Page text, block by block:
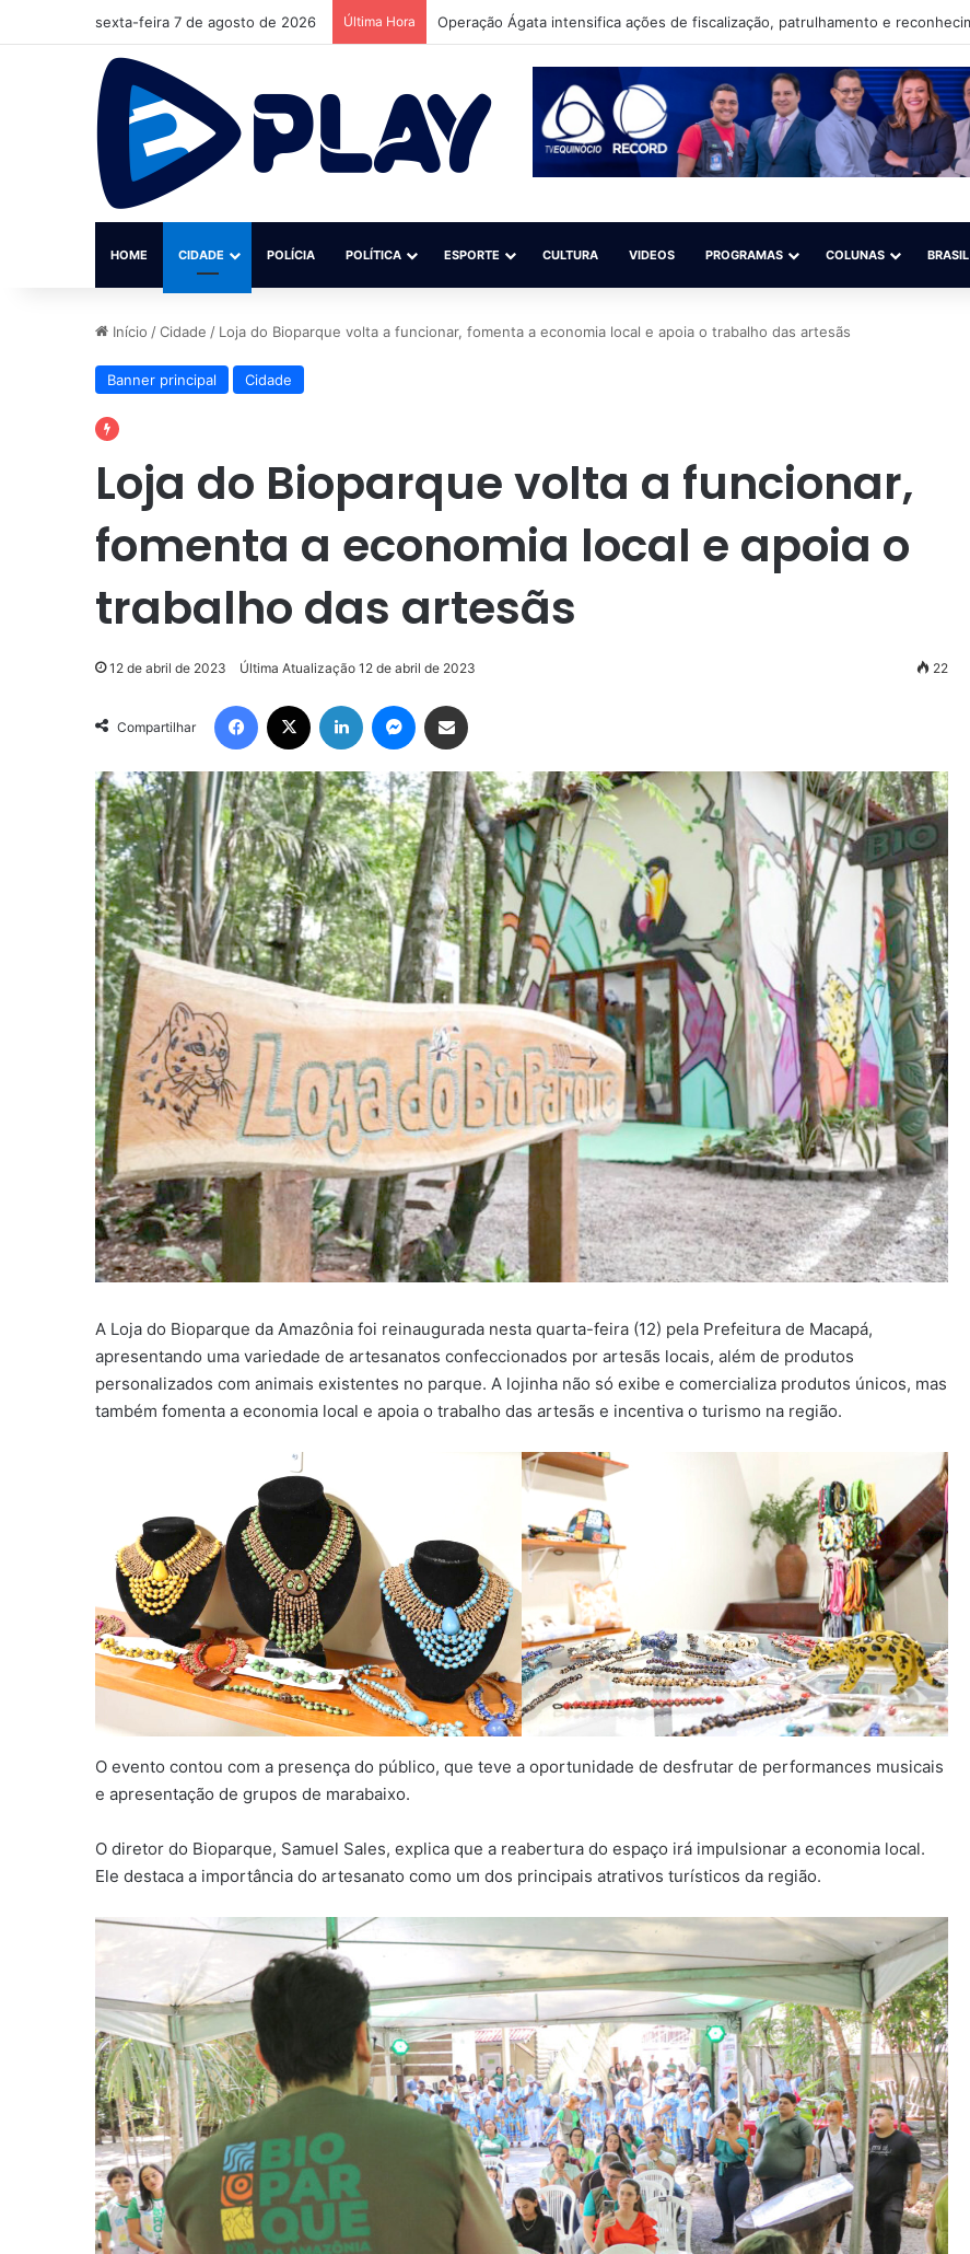
sexta-feira 7 de agosto de 2026 Última Hora
HOME CIDADE POLÍCIA POLÍTICA ESPORTE CULTURA VIDEOS PROGRAMAS COLUNAS BRASIL
Início /Cidade / Loja do Bioparque volta a funcionar, fomenta a economia local e apoia o trabalho das artesãs
Banner principal Cidade
Loja do Bioparque volta a funcionar,
fomenta a economia local e apoia o
trabalho das artesãs
12 de abril de 2023 Última Atualização 12 de abril de 2023 22
Compartilhar
Facebook Linkedin Messenger
A Loja do Bioparque da Amazônia foi reinaugurada nesta quarta-feira (12) pela Prefeitura de Macapá,
apresentando uma variedade de artesanatos confeccionados por artesãs locais, além de produtos
personalizados com animais existentes no parque. A lojinha não só exibe e comercializa produtos únicos, mas
também fomenta a economia local e apoia o trabalho das artesãs e incentiva o turismo na região.
O evento contou com a presença do público, que teve a oportunidade de desfrutar de performances musicais
e apresentação de grupos de marabaixo.
O diretor do Bioparque, Samuel Sales, explica que a reabertura do espaço irá impulsionar a economia local.
Ele destaca a importância do artesanato como um dos principais atrativos turísticos da região.